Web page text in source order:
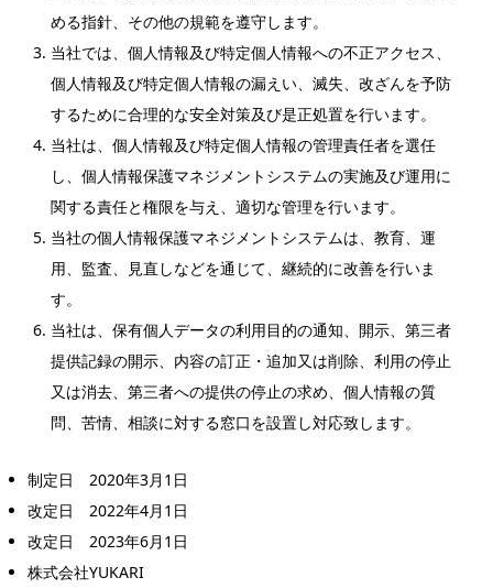
める指針、その他の規範を遵守します。
当社では、個人情報及び特定個人情報への不正アクセス、
個人情報及び特定個人情報の漏えい、滅失、改ざんを予防
するために合理的な安全対策及び是正処置を行います。
当社は、個人情報及び特定個人情報の管理責任者を選任
し、個人情報保護マネジメントシステムの実施及び運用に
関する責任と権限を与え、適切な管理を行います。
当社の個人情報保護マネジメントシステムは、教育、運
用、監査、見直しなどを通じて、継続的に改善を行いま
す。
当社は、保有個人データの利用目的の通知、開示、第三者
提供記録の開示、内容の訂正・追加又は削除、利用の停止
又は消去、第三者への提供の停止の求め、個人情報の質
問、苦情、相談に対する窓口を設置し対応致します。
制定日 2020年3月1日
改定日 2022年4月1日
改定日 2023年6月1日
株式会社YUKARI